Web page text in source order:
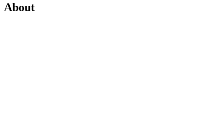
About